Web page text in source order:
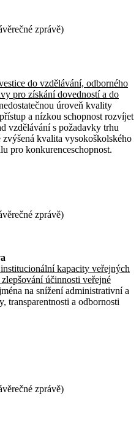
zprávě)
do vzdělávání, odborného
pro získání dovedností a do
úroveň kvality
a nízkou schopnost rozvíjet
vzdělávání s požadavky trhu
kvalita vysokoškolského
pro konkurenceschopnost.
zprávě)
kapacity veřejných
účinnosti veřejné
na snížení administrativní a
transparentnosti a odbornosti
zprávě)